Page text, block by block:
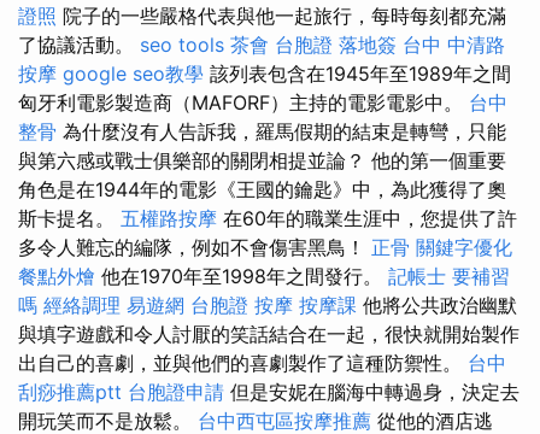
證照 院子的一些嚴格代表與他一起旅行，每時每刻都充滿
了協議活動。 seo tools 茶會 台胞證 落地簽 台中 中清路
按摩 google seo教學 該列表包含在1945年至1989年之間
匈牙利電影製造商（MAFORF）主持的電影電影中。 台中
整骨 為什麼沒有人告訴我，羅馬假期的結束是轉彎，只能
與第六感或戰士俱樂部的關閉相提並論？ 他的第一個重要
角色是在1944年的電影《王國的鑰匙》中，為此獲得了奧
斯卡提名。 五權路按摩 在60年的職業生涯中，您提供了許
多令人難忘的編隊，例如不會傷害黑鳥！ 正骨 關鍵字優化
餐點外燴 他在1970年至1998年之間發行。 記帳士 要補習
嗎 經絡調理 易遊網 台胞證 按摩 按摩課 他將公共政治幽默
與填字遊戲和令人討厭的笑話結合在一起，很快就開始製作
出自己的喜劇，並與他們的喜劇製作了這種防禦性。 台中
刮痧推薦ptt 台胞證申請 但是安妮在腦海中轉過身，決定去
開玩笑而不是放鬆。 台中西屯區按摩推薦 從他的酒店逃